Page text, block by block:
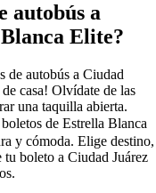
autobús a
Elite?
de autobús a Ciudad
casa! Olvídate de las
una taquilla abierta.
de Estrella Blanca
y cómoda. Elige destino,
tu boleto a Ciudad Juárez